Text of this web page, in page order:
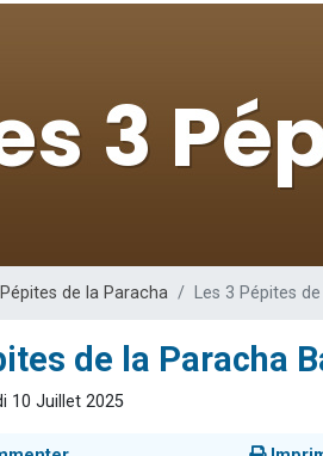
Ariel vient de donner
Il reste 49 places
Nathaniel vient de
de la Paracha Les 3 Pépites
de la Paracha
10 Juillet 2025